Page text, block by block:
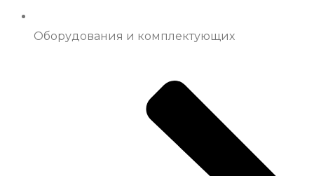
Оборудования и комплектующих